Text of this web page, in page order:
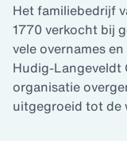
Het familiebedrijf
1770 verkocht bij
vele overnames
Hudig-Langeveldt
organisatie
uitgegroeid tot de